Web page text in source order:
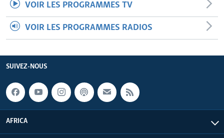
VOIR LES PROGRAMMES TV
VOIR LES PROGRAMMES RADIOS
SUIVEZ-NOUS
AFRICA